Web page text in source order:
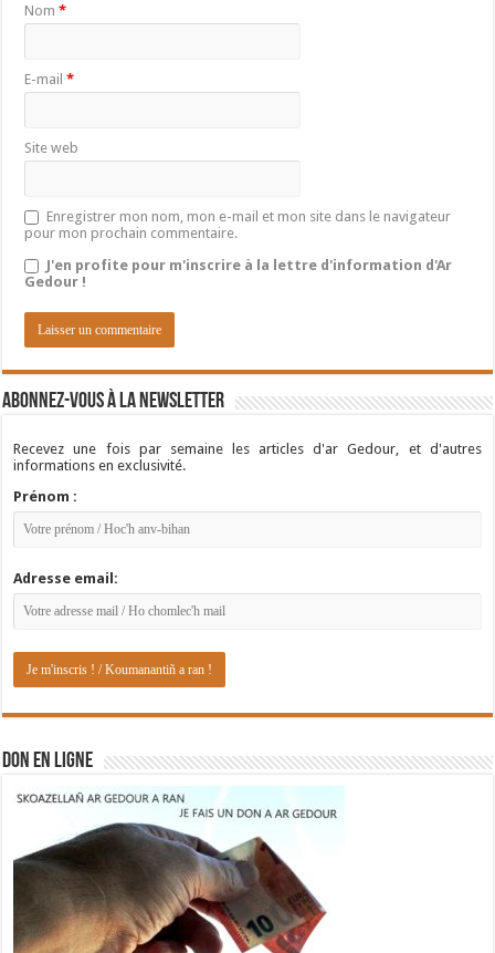
Nom*
E-mail*
Site web
Enregistrer mon nom, mon e-mail et mon site dans le navigateur
pour mon prochain commentaire.
J'en profite pour m'inscrire à la lettre d'information d'Ar
Gedour !
Abonnez-vous à la newsletter
Recevez une fois par semaine les articles d'ar Gedour, et d'autres
informations en exclusivité.
Prénom :
Adresse email:
DON EN LIGNE